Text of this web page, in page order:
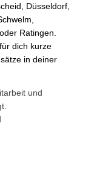
Düsseldorf,
Ratingen.
dich kurze
in deiner
und